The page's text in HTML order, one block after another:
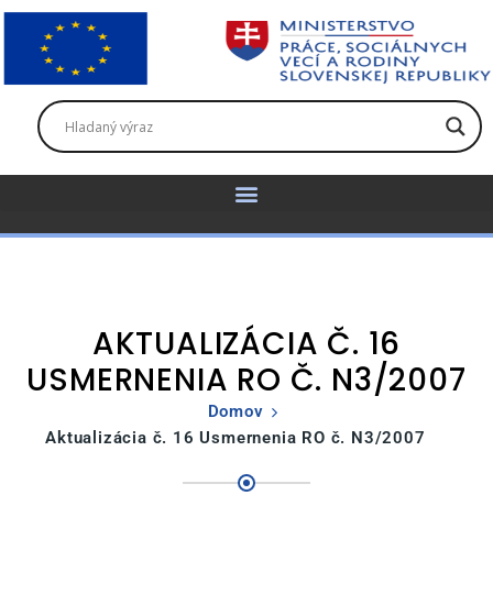
AKTUALIZÁCIA Č. 16
USMERNENIA RO Č. N3/2007
Domov
Aktualizácia č. 16 Usmernenia RO č. N3/2007